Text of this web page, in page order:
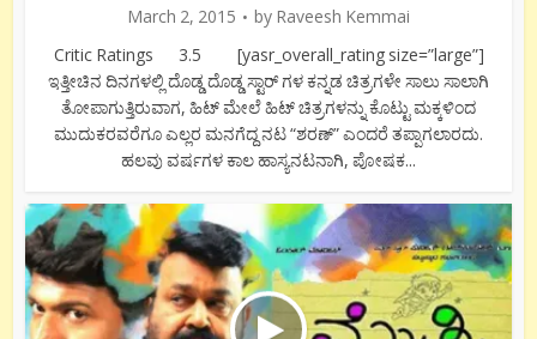
March 2, 2015 by Raveesh Kemmai
Critic Ratings 3.5 [yasr_overall_rating size=”large”]
ಇತ್ತೀಚಿನ ದಿನಗಳಲ್ಲಿ ದೊಡ್ಡ ದೊಡ್ಡ ಸ್ಟಾರ್ ಗಳ ಕನ್ನಡ ಚಿತ್ರಗಳೇ ಸಾಲು ಸಾಲಾಗಿ
ತೋಪಾಗುತ್ತಿರುವಾಗ, ಹಿಟ್ ಮೇಲೆ ಹಿಟ್ ಚಿತ್ರಗಳನ್ನು ಕೊಟ್ಟು ಮಕ್ಕಳಿಂದ
ಮುದುಕರವರೆಗೂ ಎಲ್ಲರ ಮನಗೆದ್ದ ನಟ “ಶರಣ್” ಎಂದರೆ ತಪ್ಪಾಗಲಾರದು.
ಹಲವು ವರ್ಷಗಳ ಕಾಲ ಹಾಸ್ಯನಟನಾಗಿ, ಪೋಷಕ...